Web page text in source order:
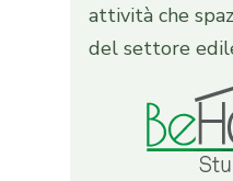
attività che
del settore